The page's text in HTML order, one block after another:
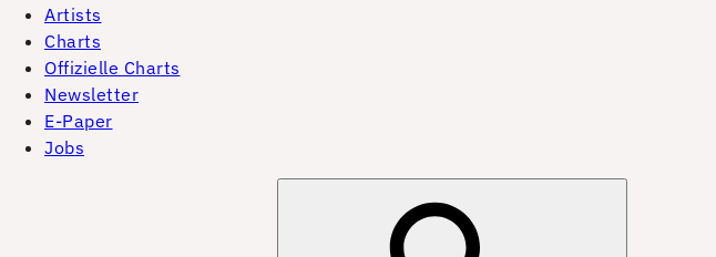
Artists
Charts
Offizielle Charts
Newsletter
E-Paper
Jobs